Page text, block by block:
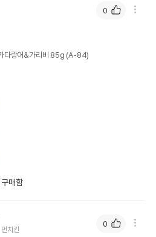
다랑어&가리비 85g (A-84)
매함
0
먼치킨
0